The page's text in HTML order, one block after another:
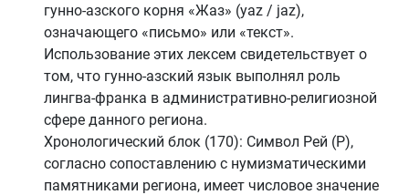
гунно-азского корня «Жаз» (yaz / jaz),
означающего «письмо» или «текст».
Использование этих лексем свидетельствует о
том, что гунно-азский язык выполнял роль
лингва-франка в административно-религиозной
сфере данного региона.
Хронологический блок (170): Символ Рей (Р),
согласно сопоставлению с нумизматическими
памятниками региона, имеет числовое значение